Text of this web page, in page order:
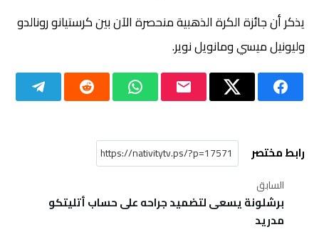
يذكر أن جائزة الكرة الذهبية منحصرة الآن بين كرستيانو رونالدو
وليونيل ميسي ومانويل نوير.
رابط مختصر
السابق
برشلونة يسعى لتضميد جراحه على حساب أتليتكو
مدريد